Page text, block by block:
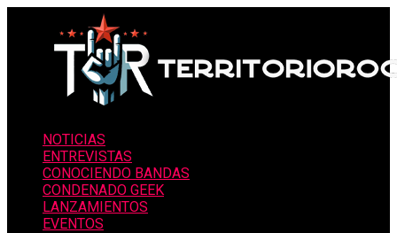
NOTICIAS
ENTREVISTAS
CONOCIENDO BANDAS
CONDENADO GEEK
LANZAMIENTOS
EVENTOS